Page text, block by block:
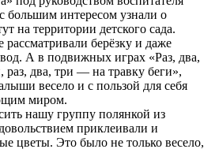
большим интересом узнали о
на территории детского сада.
берёзку и даже
А в подвижных играх «Раз, два,
раз, два, три — на травку беги»,
весело и с пользой для себя
миром.
нашу группу полянкой из
приклеивали и
цветы. Это было не только весело,